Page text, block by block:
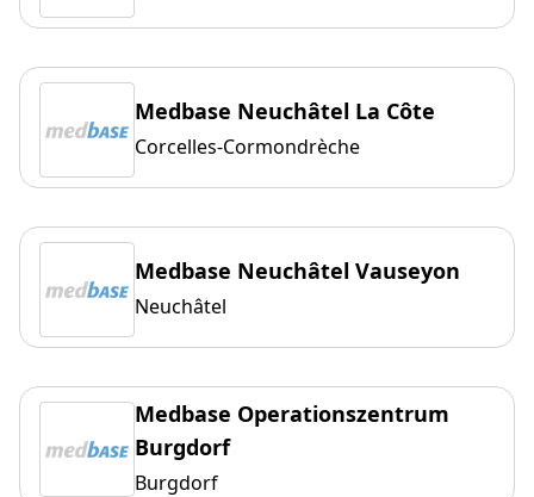
Medbase Neuchâtel La Côte
Corcelles-Cormondrèche
Medbase Neuchâtel Vauseyon
Neuchâtel
Medbase Operationszentrum
Burgdorf
Burgdorf